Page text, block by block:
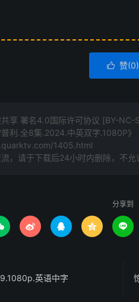
 赞(0)
享 署名4.0国际许可协议 [BY-NC-
利.全8集.2024.中英双字.1080P》
1405.html
，请于下载后24小时内删除，不允
分享到
   
英语中字